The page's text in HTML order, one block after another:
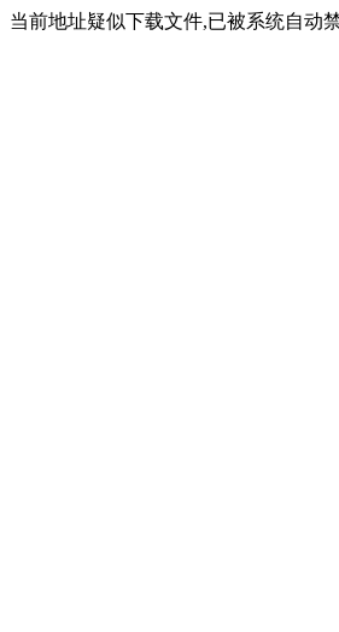
当前地址疑似下载文件,已被系统自动